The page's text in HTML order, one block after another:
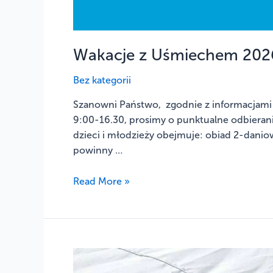
Wakacje z Uśmiechem
Bez kategorii
Szanowni Państwo, zgodnie z
9:00-16.30, prosimy o punktualne
dzieci i młodzieży obejmuje: obiad 2-
powinny …
Read More »
VI
Piknik